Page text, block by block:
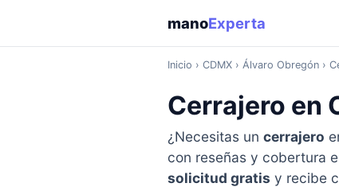
manoExperta
Inicio › CDMX› Álvaro Obregón ›
Cerrajero en
¿Necesitas un cerrajero
con reseñas y cobertura
solicitud gratis y recibe